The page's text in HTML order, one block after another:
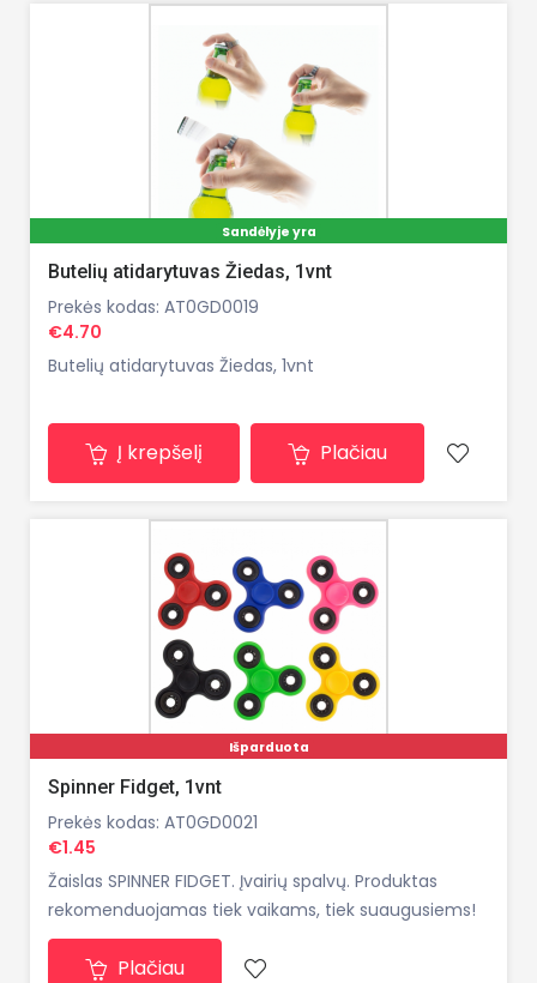
Sandėlyje yra
Butelių atidarytuvas Žiedas, 1vnt
Prekės kodas: AT0GD0019
€4.70
Butelių atidarytuvas Žiedas, 1vnt
Į krepšelį Plačiau
Išparduota
Spinner Fidget, 1vnt
Prekės kodas: AT0GD0021
€1.45
Žaislas SPINNER FIDGET. Įvairių spalvų. Produktas
rekomenduojamas tiek vaikams, tiek suaugusiems!
Plačiau